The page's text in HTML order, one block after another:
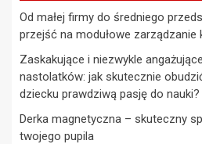
Od małej firmy do średniego
przejść na modułowe zarządzanie
Zaskakujące i niezwykle
nastolatków: jak skutecznie
dziecku prawdziwą pasję do nauki?
Derka magnetyczna – skuteczny
twojego pupila